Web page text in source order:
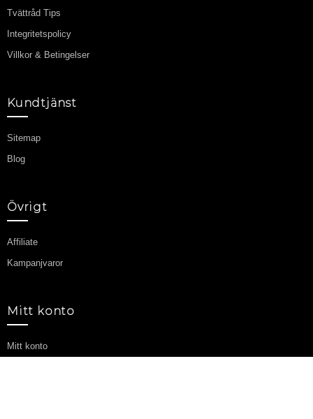
Tvättråd Tips
Integritetspolicy
Villkor & Betingelser
Kundtjänst
Sitemap
Blog
Övrigt
Affiliate
Kampanjvaror
Mitt konto
Mitt konto